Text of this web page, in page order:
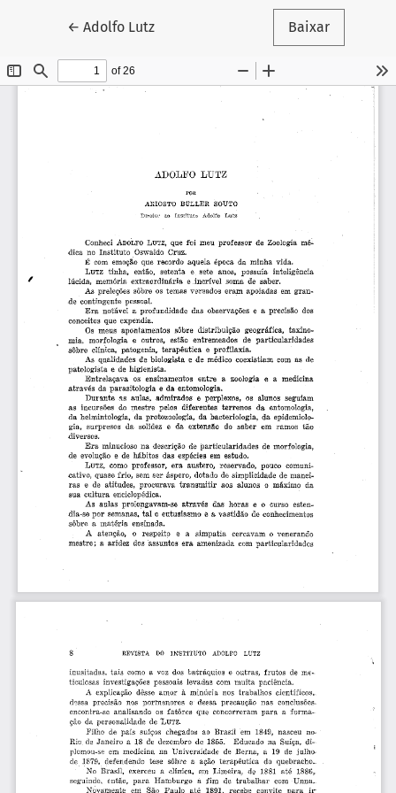
← Voltar aos Detalhes do Artigo
Adolfo Lutz Baixar